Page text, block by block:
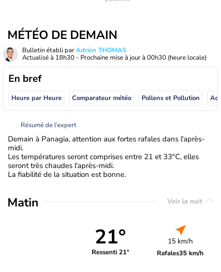
MÉTÉO DE DEMAIN
Bulletin établi parAdrien THOMAS
Actualisé à 18h30 - Prochaine mise à jour à 00h30 (heure locale)
En bref
Heure par Heure Comparateur météo Pollens et Pollution
Résumé de l’expert
Demain à Panagia, attention aux fortes rafales dans l'après-
midi.
Les températures seront comprises entre 21 et 33°C, elles
seront très chaudes l'après-midi.
La fiabilité de la situation est bonne.
Matin Voir la nuit
21°
Ressenti 21°
15 km/h
Rafales35 km/h